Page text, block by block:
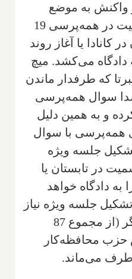
واکنش به موضع
نخست وزیر دانیل اسمیت در همه‌پرسی 19
کانادا یا آغاز روند
دادگاه می‌کشد. میچ
که طرفدار ماندن
سوال همه‌پرسی
و به همین دلیل
همه‌پرسی با سوال
جلسه ویژه
در تابستان یا
به دادگاه خواهد
جلسه ویژه نیاز
به حمایت 21 انجمن دیگر (از مجموع 87
حزب محافظه‌کار
می‌ماند.